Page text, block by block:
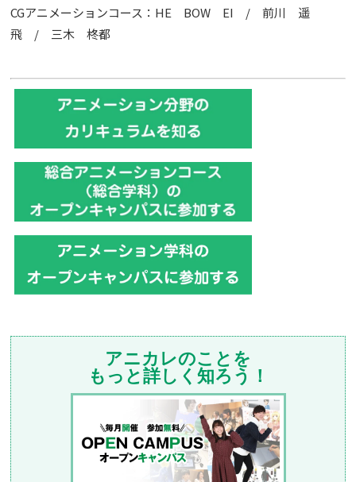
CGアニメーションコース：HE BOW EI / 前川 遥
飛 / 三木 柊都
アニカレのことを
もっと詳しく知ろう！